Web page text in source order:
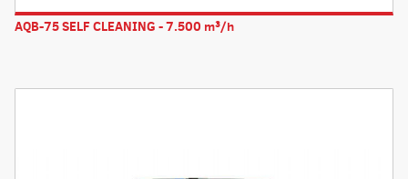
AQB-75 SELF CLEANING - 7.500 m³/h